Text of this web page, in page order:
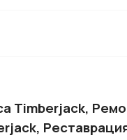
Timberjack,